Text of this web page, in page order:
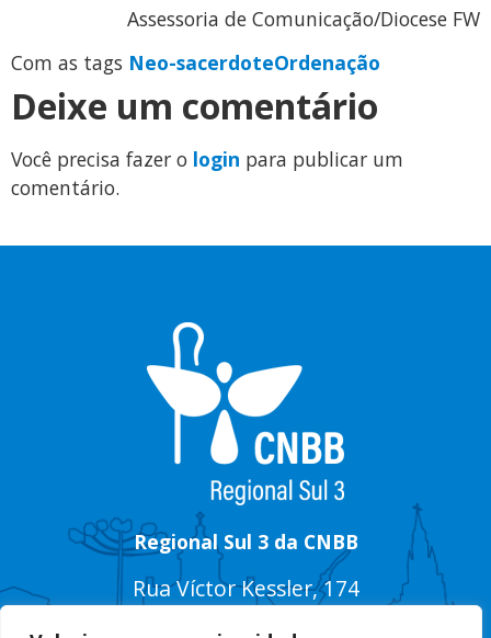
Assessoria de Comunicação/Diocese FW
Com as tags Neo-sacerdoteOrdenação
Deixe um comentário
Você precisa fazer o login para publicar um
comentário.
Regional Sul 3 da CNBB
Rua Víctor Kessler, 174